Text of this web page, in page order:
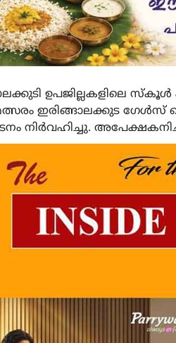
ഉപജില്ലകളിലെ
ഇരിങ്ങാലക്കുട ഗേൾസ്
നിർവഹിച്ചു.